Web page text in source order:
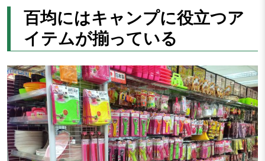
百均にはキャンプに役立つア
イテムが揃っている